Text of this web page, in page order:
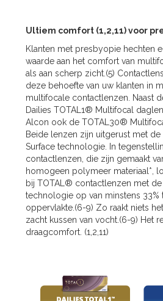
Ultiem comfort (1,2,11) voor
Klanten met presbyopie hechten
waarde aan het comfort van
als aan scherp zicht.(5)
deze behoefte van uw klanten in
multifocale contactlenzen. Naast
Dailies TOTAL1® Multifocal
Alcon ook de TOTAL30®
Beide lenzen zijn uitgerust met
Surface technologie. In
contactlenzen, die zijn gemaakt
homogeen polymeer materiaal*,
bij TOTAL® contactlenzen met de
technologie op van minstens 33%
oppervlakte.(6-9) Zo raakt niets
zacht kussen van vocht.(6-9) Het
draagcomfort. (1,2,11)